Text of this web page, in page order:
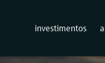
investimentos